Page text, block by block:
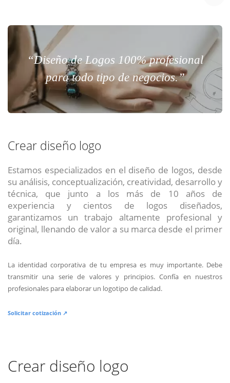
“Diseño de Logos 100% profesional
para todo tipo de negocios.”
Crear diseño logo
Estamos especializados en el diseño de logos, desde
su análisis, conceptualización, creatividad, desarrollo y
técnica, que junto a los más de 10 años de
experiencia y cientos de logos diseñados,
garantizamos un trabajo altamente profesional y
original, llenando de valor a su marca desde el primer
día.
La identidad corporativa de tu empresa es muy importante. Debe
transmitir una serie de valores y principios. Confía en nuestros
profesionales para elaborar un logotipo de calidad.
Solicitar cotización ↗
Crear diseño logo